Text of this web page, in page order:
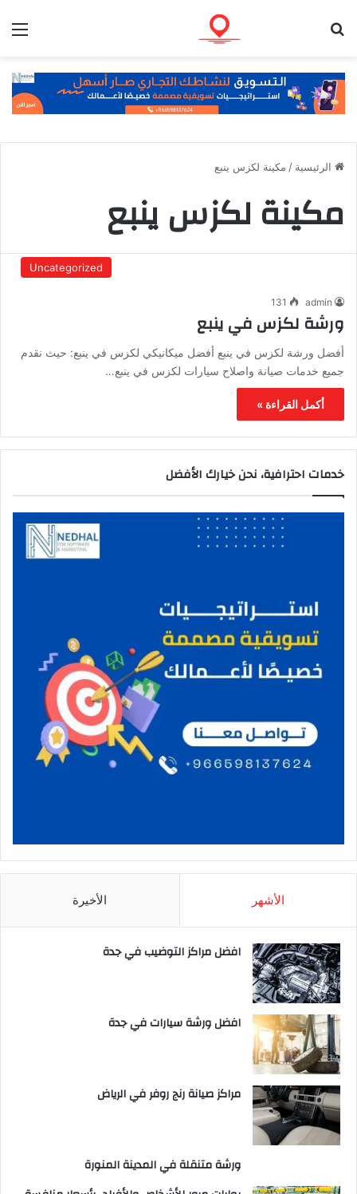
الرئيسية / مكينة لكزس ينبع
مكينة لكزس ينبع
Uncategorized
admin
131
ورشة لكزس في ينبع
أفضل ورشة لكزس في ينبع أفضل ميكانيكي لكزس في ينبع: حيث نقدم
جميع خدمات صيانة واصلاح سيارات لكزس في ينبع…
أكمل القراءة »
خدمات احترافية، نحن خيارك الأفضل
الأشهر الأخيرة
افضل مراكز التوضيب في جدة
افضل ورشة سيارات في جدة
مراكز صيانة رنج روفر في الرياض
ورشة متنقلة في المدينة المنورة